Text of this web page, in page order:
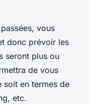
vous
donc prévoir les
seront plus ou
de vous
soit en termes de
etc.